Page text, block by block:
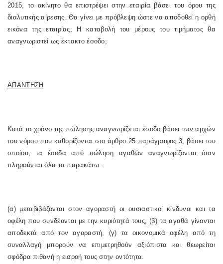
2015, το ακίνητο θα επιστρέψει στην εταιρία βάσει του όρου της
διαλυτικής αίρεσης. Θα γίνει με πρόβλεψη ώστε να αποδοθεί η ορθή
εικόνα της εταιρίας; Η καταβολή του μέρους του τιμήματος θα
αναγνωριστεί ως έκτακτο έσοδο;
ΑΠΑΝΤΗΣΗ
Κατά το χρόνο της πώλησης αναγνωρίζεται έσοδο βάσει των αρχών
του νόμου που καθορίζονται στο άρθρο 25 παράγραφος 3, βάσει του
οποίου, τα έσοδα από πώληση αγαθών αναγνωρίζονται όταν
πληρούνται όλα τα παρακάτω:
(α) μεταβιβάζονται στον αγοραστή οι ουσιαστικοί κίνδυνοι και τα
οφέλη που συνδέονται με την κυριότητά τους, (β) τα αγαθά γίνονται
αποδεκτά από τον αγοραστή, (γ) τα οικονομικά οφέλη από τη
συναλλαγή μπορούν να επιμετρηθούν αξιόπιστα και θεωρείται
σφόδρα πιθανή η εισροή τους στην οντότητα.